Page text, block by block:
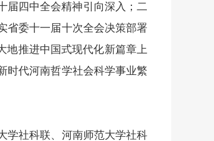
届四中全会精神引向深入；二
省委十一届十次全会决策部署
地推进中国式现代化新篇章上
时代河南哲学社会科学事业繁
学社科联、河南师范大学社科